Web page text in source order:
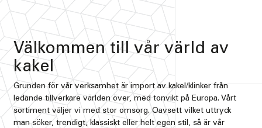
Välkommen till vår värld av
kakel
Grunden för vår verksamhet är import av kakel/klinker från
ledande tillverkare världen över, med tonvikt på Europa. Vårt
sortiment väljer vi med stor omsorg. Oavsett vilket uttryck
man söker, trendigt, klassiskt eller helt egen stil, så är vår